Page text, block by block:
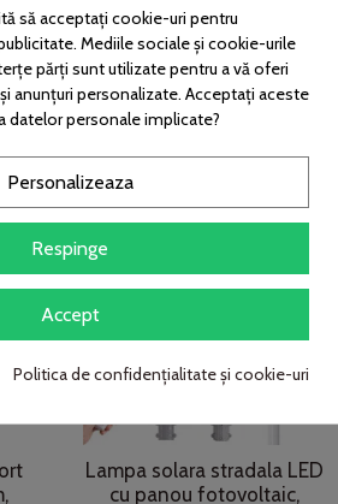
Set 2 x Lampa solara tip
meduza cu fibra optica
LED RGB
59,00 lei129,00 lei
-28%
Lampa solara stradala LED
cu panou fotovoltaic,
să acceptați cookie-uri pentru
Mediile sociale și cookie-urile
părți sunt utilizate pentru a vă oferi
anunțuri personalizate. Acceptați aceste
datelor personale implicate?
Personalizeaza
Respinge
Accept
Politica de confidențialitate și cookie-uri